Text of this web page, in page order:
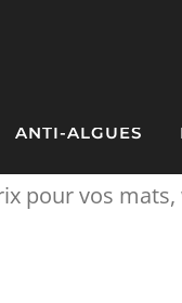
ANTI-ALGUES
pour vos mats,